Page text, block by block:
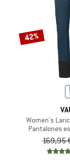
42%
Women's
Pantalones
169,95